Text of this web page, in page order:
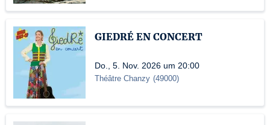
GIEDRÉ EN CONCERT
Do., 5. Nov. 2026 um 20:00
Théâtre Chanzy (49000)